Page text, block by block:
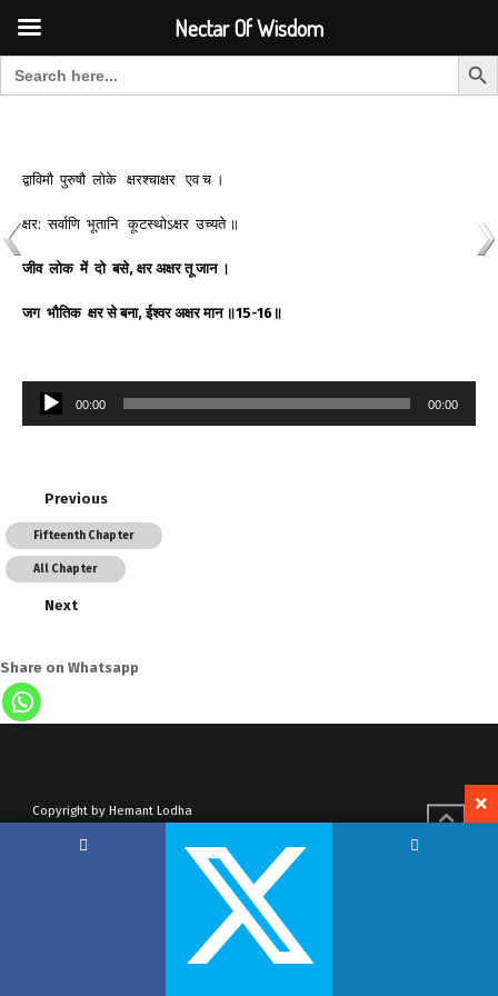
Search for: Search
द्वाविमौ पुरुषौ लोके क्षरश्चाक्षर एव च ।
क्षर: सर्वाणि भूतानि कूटस्थोऽक्षर उच्यते ॥
जीव लोक में दो बसे, क्षर अक्षर तू जान ।
जग भौतिक क्षर से बना,ईश्वर अक्षर मान ॥15-16 ॥
Audio
Player
00:00 00:00
Previous
Fifteenth Chapter
All Chapter
Next
Share on Whatsapp
Copyright by Hemant Lodha
Nectar Of Wisdom